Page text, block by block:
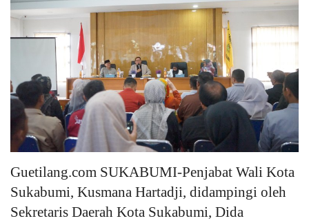
Kejahatan
Cybers Event
UMKM & Ekonomi Kreatif
Pekerja Migran Indonesia
Ekonomi
Pendidikan
Guetilang.com SUKABUMI-Penjabat Wali Kota
Sukabumi, Kusmana Hartadji, didampingi oleh
Sekretaris Daerah Kota Sukabumi, Dida